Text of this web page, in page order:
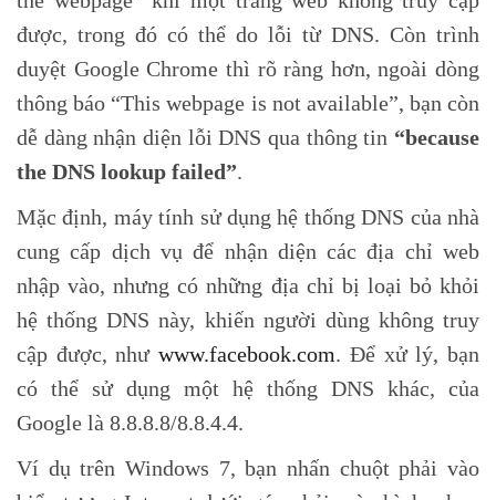
được, trong đó có thể do lỗi từ DNS. Còn trình
duyệt Google Chrome thì rõ ràng hơn, ngoài dòng
thông báo “This webpage is not available”, bạn còn
dễ dàng nhận diện lỗi DNS qua thông tin “because
the DNS lookup failed”.
Mặc định, máy tính sử dụng hệ thống DNS của nhà
cung cấp dịch vụ để nhận diện các địa chỉ web
nhập vào, nhưng có những địa chỉ bị loại bỏ khỏi
hệ thống DNS này, khiến người dùng không truy
cập được, nhưwww.facebook.com. Để xử lý, bạn
có thể sử dụng một hệ thống DNS khác, của
Google là 8.8.8.8/8.8.4.4.
Ví dụ trên Windows 7, bạn nhấn chuột phải vào